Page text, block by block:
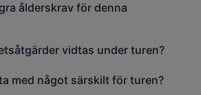
uppleva höjdpunkterna i södra Italien
från Rom.
ålderskrav för denna
vidtas under turen?
med något särskilt för turen?